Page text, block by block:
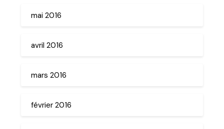
mai 2016
avril 2016
mars 2016
février 2016